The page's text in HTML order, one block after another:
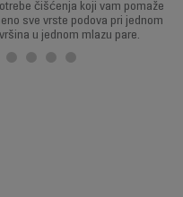
čišćenja koji vam pomaže
sve vrste podova pri jednom
u jednom mlazu pare.